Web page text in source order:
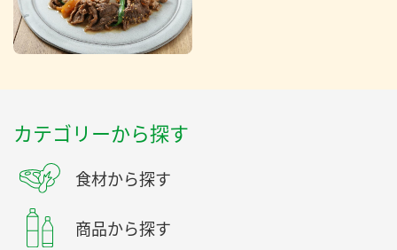
カテゴリーから探す
食材から探す
商品から探す